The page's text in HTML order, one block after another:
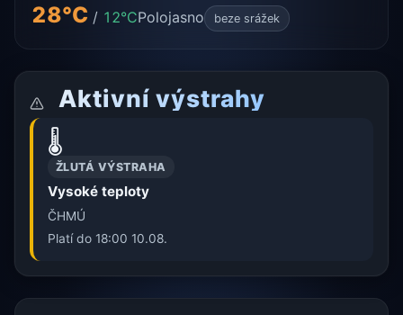
28°C / 12°CPolojasno beze srážek
Aktivní výstrahy
🌡️
ŽLUTÁ VÝSTRAHA
Vysoké teploty
ČHMÚ
Platí do 18:00 10.08.